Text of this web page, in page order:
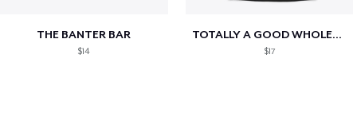
THE BANTER BAR
$14
TOTALLY A GOOD WHOLESOME CHRISTIAN...
$17